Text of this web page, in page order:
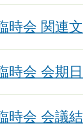
時会 関連
時会 会期
時会 会議